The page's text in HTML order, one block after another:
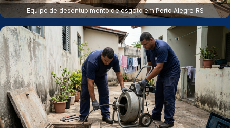
Equipe de desentupimento de esgoto em Porto Alegre‑RS